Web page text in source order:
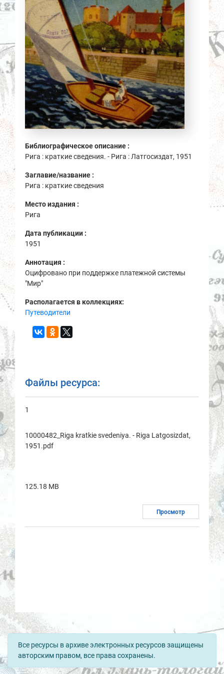
Библиографическое описание :
Рига : краткие сведения. - Рига : Латгосиздат, 1951
Заглавие/название :
Рига : краткие сведения
Место издания :
Рига
Дата публикации :
1951
Аннотация :
Оцифровано при поддержке платежной системы
"Мир"
Располагается в коллекциях:
Путеводители
Файлы ресурса:
1
10000482_Riga kratkie svedeniya. - Riga Latgosizdat,
1951.pdf
125.18 MB
Просмотр
Все ресурсы в архиве электронных ресурсов защищены
авторским правом, все права сохранены.